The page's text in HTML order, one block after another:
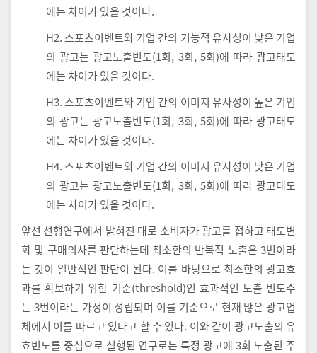
에는 차이가 있을 것이다.
H2. 스포츠이벤트와 기업 간의 기능적 유사성이 낮은 기업
의 광고는 광고노출빈도(1회, 3회, 5회)에 따라 광고태도
에는 차이가 있을 것이다.
H3. 스포츠이벤트와 기업 간의 이미지 유사성이 높은 기업
의 광고는 광고노출빈도(1회, 3회, 5회)에 따라 광고태도
에는 차이가 있을 것이다.
H4. 스포츠이벤트와 기업 간의 이미지 유사성이 낮은 기업
의 광고는 광고노출빈도(1회, 3회, 5회)에 따라 광고태도
에는 차이가 있을 것이다.
앞선 선행연구에서 밝혀진 대로 소비자가 광고를 접하고 태도변
화 및 구매의사를 판단하는데 최소한의 반복적 노출은 3번이라
는 것이 일반적인 판단이 된다. 이를 바탕으로 최소한의 광고효
과를 확보하기 위한 기준(threshold)인 효과적인 노출 빈도수
는 3번이라는 가정이 성립되며 이를 기준으로 현재 많은 광고업
체에서 이를 따르고 있다고 할 수 있다. 이와 같이 광고노출의 유
효빈도를 중심으로 실행된 연구로는 특정 광고에 3회 노출된 주